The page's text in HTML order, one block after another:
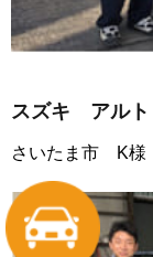
スズキ アルト
さいたま市 K様